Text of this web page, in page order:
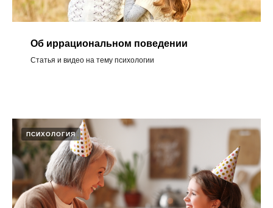
Об иррациональном поведении ​
Статья и видео на тему психологии
ПСИХОЛОГИЯ